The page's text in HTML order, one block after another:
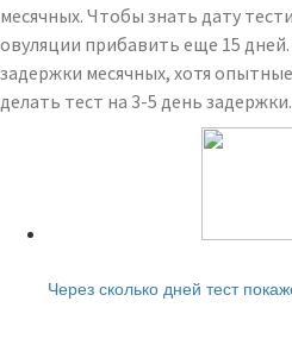
месячных. Чтобы знать дату
овуляции прибавить еще 15
задержки месячных, хотя
делать тест на 3-5 день задержки.
Через сколько дней тест